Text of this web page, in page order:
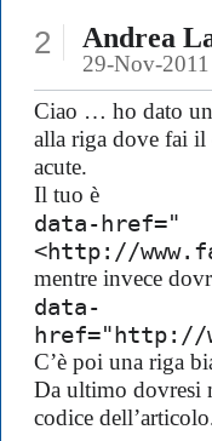
Andrea
29-Nov-2011
2
Ciao … ho dato
alla riga dove fai il
acute.
Il tuo è
data-href="
<http://
mentre invece
data-
href="http://
C’è poi una riga
Da ultimo dovresi
codice